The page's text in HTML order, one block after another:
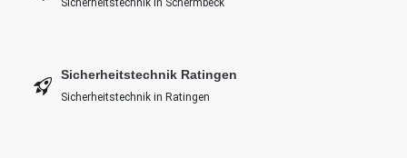
Sicherheitstechnik Ratingen
Sicherheitstechnik in Ratingen